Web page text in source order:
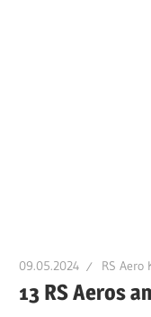
09.05.2024 RS Aero
13 RS Aeros